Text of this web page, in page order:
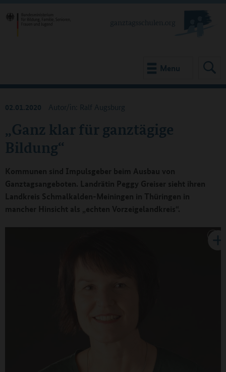
Menu
„Ganz klar für ganztägige
Bildung“
02.01.2020 Autor/in: Ralf Augsburg
Kommunen sind Impulsgeber beim Ausbau von
Ganztagsangeboten. Landrätin Peggy Greiser sieht ihren
Landkreis Schmalkalden-Meiningen in Thüringen in
mancher Hinsicht als „echten Vorzeigelandkreis“.